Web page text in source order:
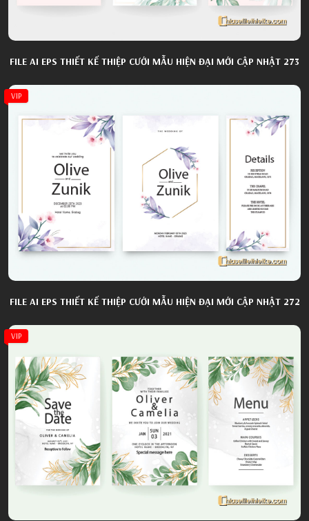
FILE AI EPS THIẾT KẾ THIỆP CƯỚI MẪU HIỆN ĐẠI MỚI CẬP NHẬT 273
VIP
FILE AI EPS THIẾT KẾ THIỆP CƯỚI MẪU HIỆN ĐẠI MỚI CẬP NHẬT 272
VIP